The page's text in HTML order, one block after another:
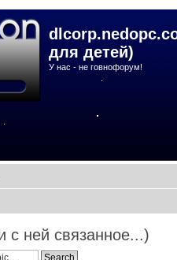
для детей)
У нас - не говнофорум!
с ней связанное...)